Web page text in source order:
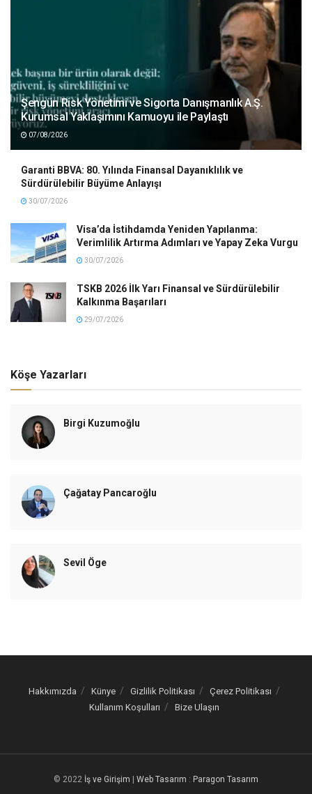
Şengün Risk Yönetimi ve Sigorta Danışmanlık A.Ş.
Kurumsal Yaklaşımını Kamuoyu ile Paylaştı
07/08/2026
Garanti BBVA: 80. Yılında Finansal Dayanıklılık ve
Sürdürülebilir Büyüme Anlayışı
30/07/2026
Visa’da İstihdamda Yeniden Yapılanma:
Verimlilik Artırma Adımları ve Yapay Zeka Vurgu
30/07/2026
TSKB 2026 İlk Yarı Finansal ve Sürdürülebilir
Kalkınma Başarıları
29/07/2026
Köşe Yazarları
Birgi Kuzumoğlu
Çağatay Pancaroğlu
Sevil Öge
Hakkımızda Künye Gizlilik Politikası
Çerez Politikası
Kullanım Koşulları
Bize Ulaşın
© 2022 İş ve Girişim Web Tasarım : Paragon Tasarım